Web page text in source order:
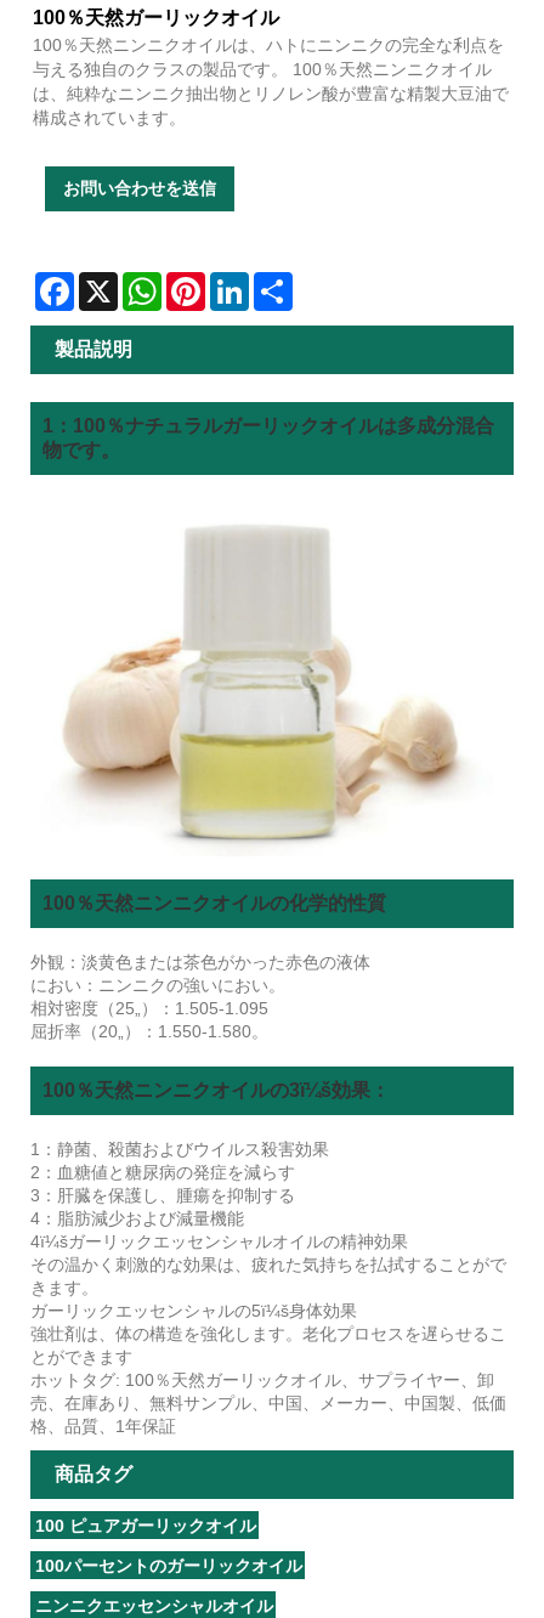
100％天然ガーリックオイル
100％天然ニンニクオイルは、ハトにニンニクの完全な利点を
与える独自のクラスの製品です。 100％天然ニンニクオイル
は、純粋なニンニク抽出物とリノレン酸が豊富な精製大豆油で
構成されています。
お問い合わせを送信
Facebook
X WhatsAppPinterestLinkedIn
製品説明
1：100％ナチュラルガーリックオイルは多成分混合
物です。
100％天然ニンニクオイルの化学的性質
外観：淡黄色または茶色がかった赤色の液体
におい：ニンニクの強いにおい。
相対密度（25„）：1.505-1.095
屈折率（20„）：1.550-1.580。
100％天然ニンニクオイルの3ï¼š効果：
1：静菌、殺菌およびウイルス殺害効果
2：血糖値と糖尿病の発症を減らす
3：肝臓を保護し、腫瘍を抑制する
4：脂肪減少および減量機能
4ï¼šガーリックエッセンシャルオイルの精神効果
その温かく刺激的な効果は、疲れた気持ちを払拭することがで
きます。
ガーリックエッセンシャルの5ï¼š身体効果
強壮剤は、体の構造を強化します。老化プロセスを遅らせるこ
とができます
ホットタグ: 100％天然ガーリックオイル、サプライヤー、卸
売、在庫あり、無料サンプル、中国、メーカー、中国製、低価
格、品質、1年保証
商品タグ
100 ピュアガーリックオイル
100パーセントのガーリックオイル
ニンニクエッセンシャルオイル